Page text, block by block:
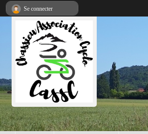
Se connecter
Panneau de gestion des cookies